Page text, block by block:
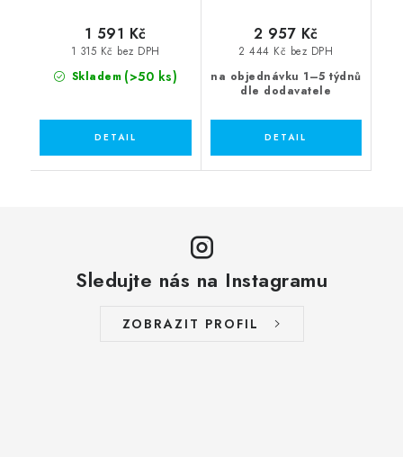
Skladem (>50 ks)
1 315 Kč bez DPH
1 591 Kč
na objednávku 1–5 týdnů
dle dodavatele
2 444 Kč bez DPH
2 957 Kč
Sledujte nás na Instagramu
ZOBRAZIT PROFIL